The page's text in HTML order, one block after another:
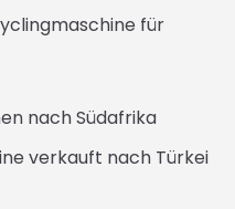
für
nach Südafrika
verkauft nach Türkei